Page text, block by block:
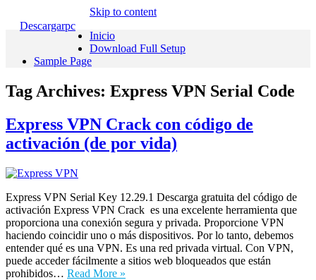
Descargarpc
Skip to content
Inicio
Download Full Setup
Sample Page
Tag Archives: Express VPN Serial Code
Express VPN Crack con código de
activación (de por vida)
Express VPN Serial Key 12.29.1 Descarga gratuita del código de
activación Express VPN Crack es una excelente herramienta que
proporciona una conexión segura y privada. Proporcione VPN
haciendo coincidir uno o más dispositivos. Por lo tanto, debemos
entender qué es una VPN. Es una red privada virtual. Con VPN,
puede acceder fácilmente a sitios web bloqueados que están
prohibidos… Read More »